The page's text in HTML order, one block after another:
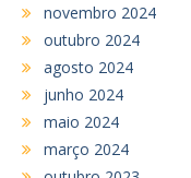
novembro 2024
outubro 2024
agosto 2024
junho 2024
maio 2024
março 2024